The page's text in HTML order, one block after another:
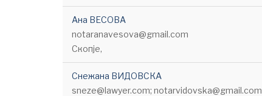
Ана ВЕСОВА
notaranavesova@gmail.com
Скопје,
Снежана ВИДОВСКА
sneze@lawyer.com; notarvidovska@gmail.com